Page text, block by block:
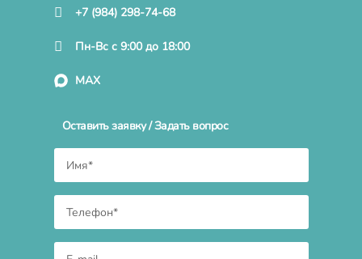
+7 (984) 298-74-68
Пн-Вс с 9:00 до 18:00
MAX
Оставить заявку / Задать вопрос